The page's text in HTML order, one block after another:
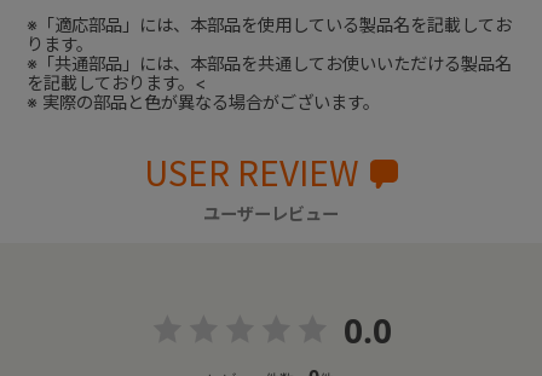
※「適応部品」には、本部品を使用している製品名を記載してお
ります。
※「共通部品」には、本部品を共通してお使いいただける製品名
を記載しております。<
※ 実際の部品と色が異なる場合がございます。
USER REVIEW
ユーザーレビュー
0.0